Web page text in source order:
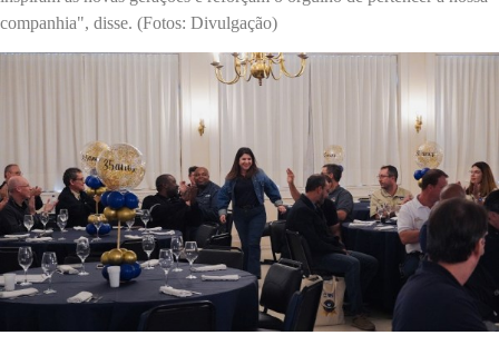
companhia", disse. (Fotos: Divulgação)